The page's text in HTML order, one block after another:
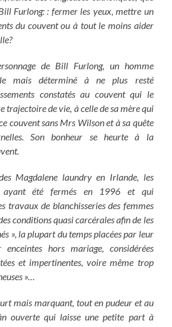
Furlong: : fermer les yeux, mettre un
du couvent ou à tout le moins aider
de Bill Furlong, un homme
mais déterminé à ne plus resté
constatés au couvent qui le
trajectoire de vie, à celle de sa mère qui
couvent sans Mrs Wilson et à sa quête
Son bonheur se heurte à la
des Magdalene laundry en Irlande, les
ayant été fermés en 1996 et qui
travaux de blanchisseries des femmes
conditions quasi carcérales afin de les
», la plupart du temps placées par leur
hors mariage, considérées
et impertinentes, voire même trop
»…
mais marquant, tout en pudeur et au
ouverte qui laisse une petite part à